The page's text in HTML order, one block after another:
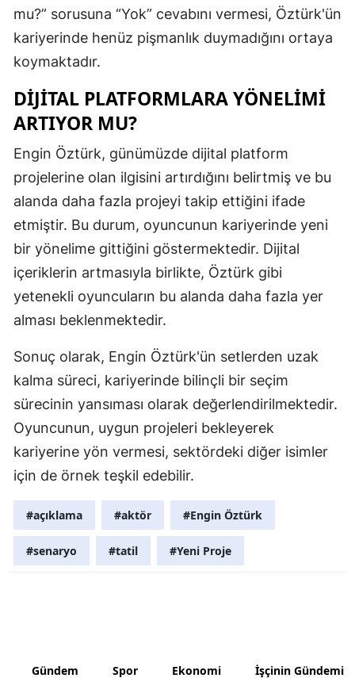
Manisa
Mardin
Nevşehir
Niğde
Ordu
Samsun
Sinop
Sivas
Van
mu?” sorusuna “Yok” cevabını vermesi, Öztürk'ün
kariyerinde henüz pişmanlık duymadığını ortaya
koymaktadır.
DIJITAL PLATFORMLARA YÖNELIMI
ARTIYOR MU?
Engin Öztürk, günümüzde dijital platform
projelerine olan ilgisini artırdığını belirtmiş ve bu
alanda daha fazla projeyi takip ettiğini ifade
etmiştir. Bu durum, oyuncunun kariyerinde yeni
bir yönelime gittiğini göstermektedir. Dijital
içeriklerin artmasıyla birlikte, Öztürk gibi
yetenekli oyuncuların bu alanda daha fazla yer
alması beklenmektedir.
Sonuç olarak, Engin Öztürk'ün setlerden uzak
kalma süreci, kariyerinde bilinçli bir seçim
sürecinin yansıması olarak değerlendirilmektedir.
Oyuncunun, uygun projeleri bekleyerek
kariyerine yön vermesi, sektördeki diğer isimler
için de örnek teşkil edebilir.
#açıklama #aktör #Engin Öztürk
#senaryo #tatil #Yeni Proje
Gündem Spor Ekonomi İşçinin Gündemi